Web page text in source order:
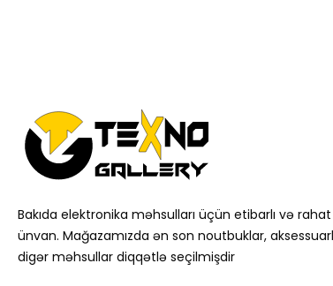
Bakıda elektronika məhsulları üçün etibarlı və rahat
ünvan. Mağazamızda ən son noutbuklar,
digər məhsullar diqqətlə seçilmişdir